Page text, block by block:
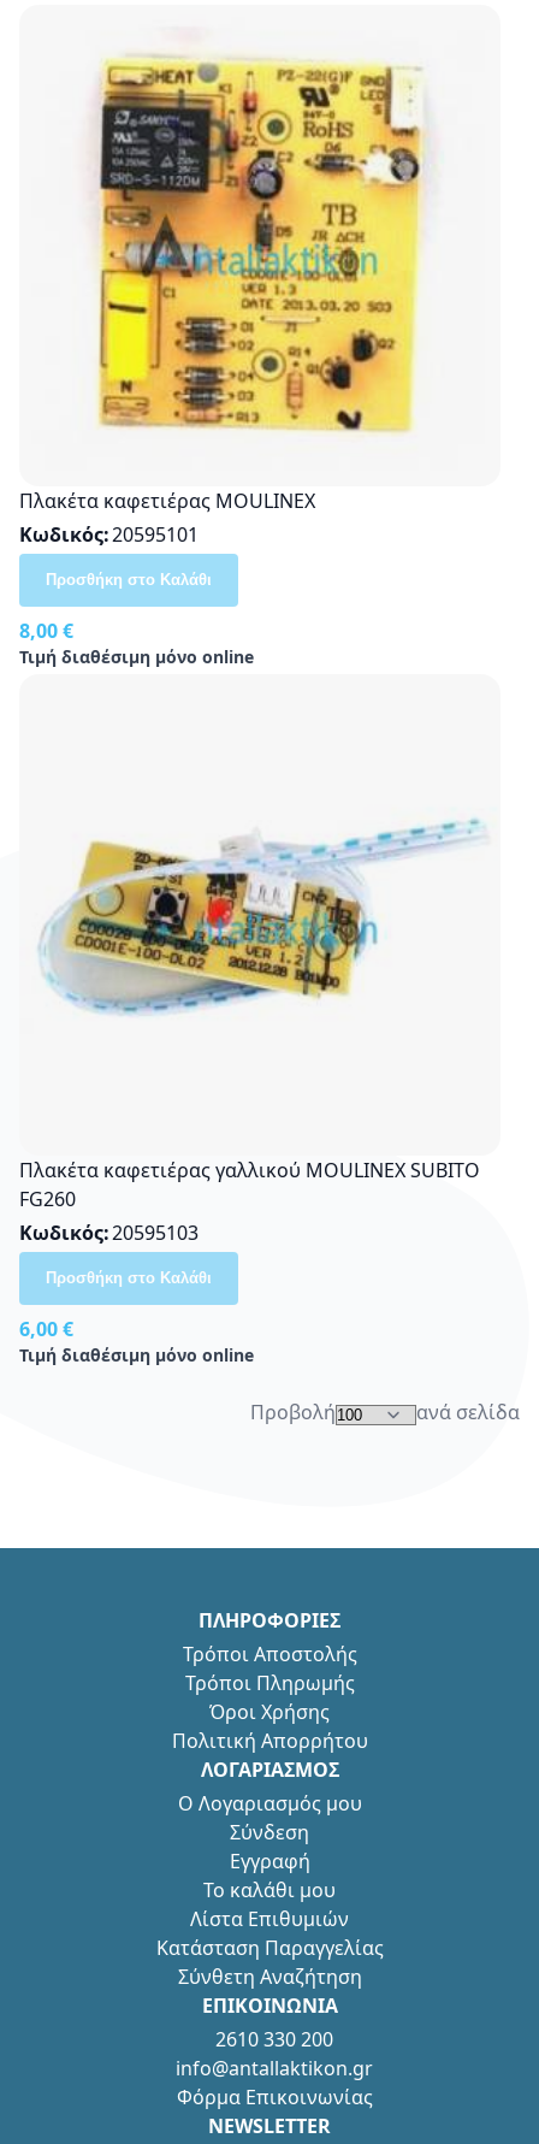
Πλακέτα καφετιέρας MOULINEX
Κωδικός 20595101
8,00 €
Τιμή διαθέσιμη μόνο online
Προσθήκη στο Καλάθι
Πλακέτα καφετιέρας γαλλικού MOULINEX SUBITO
FG260
Κωδικός 20595103
6,00 €
Τιμή διαθέσιμη μόνο online
Προσθήκη στο Καλάθι
Προβολή ανά σελίδα
ΠΛΗΡΟΦΟΡΙΕΣ
Τρόποι Αποστολής
Τρόποι Πληρωμής
Όροι Χρήσης
Πολιτική Απορρήτου
ΛΟΓΑΡΙΑΣΜΟΣ
Ο Λογαριασμός μου
Σύνδεση
Εγγραφή
Το καλάθι μου
Λίστα Επιθυμιών
Κατάσταση Παραγγελίας
Σύνθετη Αναζήτηση
ΕΠΙΚΟΙΝΩΝΙΑ
2610 330 200
info@antallaktikon.gr
Φόρμα Επικοινωνίας
NEWSLETTER